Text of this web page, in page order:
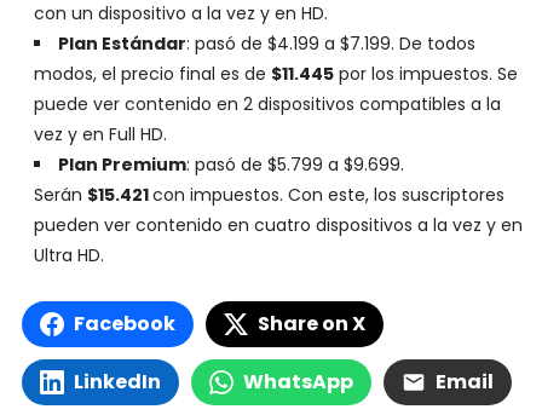
con un dispositivo a la vez y en HD.
Plan Estándar: pasó de $4.199 a $7.199. De todos
modos, el precio final es de $11.445 por los impuestos. Se
puede ver contenido en 2 dispositivos compatibles a la
vez y en Full HD.
Plan Premium: pasó de $5.799 a $9.699.
Serán $15.421con impuestos. Con este, los suscriptores
pueden ver contenido en cuatro dispositivos a la vez y en
Ultra HD.
Facebook Share on X
LinkedIn WhatsApp Email